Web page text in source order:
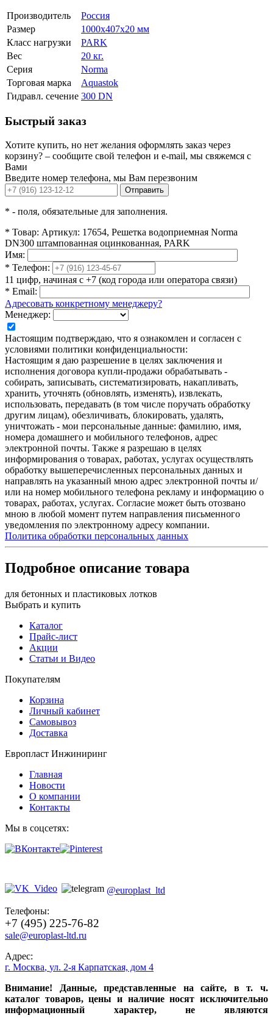
Производитель
Россия
Размер
1000х407х20 мм
Класс нагрузки
PARK
Вес
20 кг.
Серия
Norma
Торговая марка
Aquastok
Гидравл. сечение 300 DN
Быстрый заказ
Хотите купить, но нет желания оформлять заказ через
корзину? – сообщите свой телефон и e-mail, мы свяжемся с
Вами
Введите номер телефона, мы Вам перезвоним
Отправить
* - поля, обязательные для заполнения.
* Товар: Артикул: 17654, Решетка водоприемная Norma
DN300 штампованная оцинкованная, PARK
Имя:
* Телефон:
11 цифр, начиная с +7 (код города или оператора связи)
* Email:
Адресовать конкретному менеджеру?
Менеджер:
Настоящим подтверждаю, что я ознакомлен и согласен с
условиями политики конфиденциальности:
Настоящим я даю разрешение в целях заключения и
исполнения договора купли-продажи обрабатывать -
собирать, записывать, систематизировать, накапливать,
хранить, уточнять (обновлять, изменять), извлекать,
использовать, передавать (в том числе поручать обработку
другим лицам), обезличивать, блокировать, удалять,
уничтожать - мои персональные данные: фамилию, имя,
номера домашнего и мобильного телефонов, адрес
электронной почты. Также я разрешаю в целях
информирования о товарах, работах, услугах осуществлять
обработку вышеперечисленных персональных данных и
направлять на указанный мною адрес электронной почты и/
или на номер мобильного телефона рекламу и информацию о
товарах, работах, услугах. Согласие может быть отозвано
мною в любой момент путем направления письменного
уведомления по электронному адресу компании.
Политика обработки персональных данных
Подробное описание товара
для бетонных и пластиковых лотков
Выбрать и купить
Каталог
Прайс-лист
Акции
Статьи и Видео
Покупателям
Корзина
Личный кабинет
Самовывоз
Доставка
Европласт Инжиниринг
Главная
Новости
О компании
Контакты
Мы в соцсетях:
@europlast_ltd
Телефоны:
+7 (495) 225-76-82
sale@europlast-ltd.ru
Адрес:
г. Москва, ул. 2-я Карпатская, дом 4
Внимание! Данные, представленные на сайте, в т. ч.
каталог товаров, цены и наличие носят исключительно
информационный характер, не являются